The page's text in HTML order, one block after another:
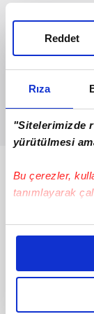
Rıza
"Sitelerimizde
yürütülmesi
Bu çerezler,
tanımlayarak
Bu çerezlere
daha iyi reklam
amacımızın
olduğunu ve
elimizden
Reddet
Bunlar